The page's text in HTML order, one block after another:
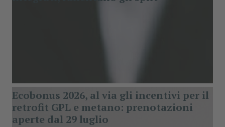
Ecobonus 2026, al via gli incentivi per il
retrofit GPL e metano: prenotazioni
aperte dal 29 luglio